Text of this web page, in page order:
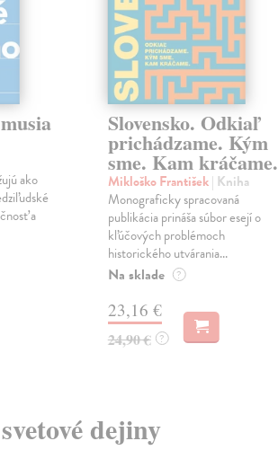
ako
a
Slovensko. Odkiaľ
prichádzame. Kým
sme. Kam kráčame.
Mikloško František| Kniha
Monograficky spracovaná
publikácia prináša súbor esejí o
kľúčových problémoch
historického utvárania...
Na sklade ?
23,16 €
24,90 € ?
dejiny